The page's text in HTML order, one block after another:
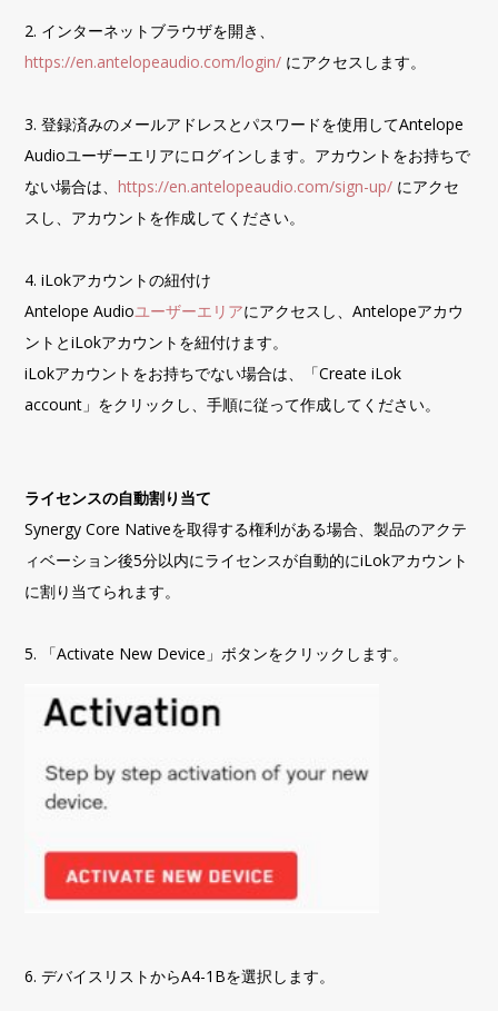
2. インターネットブラウザを開き、
https://en.antelopeaudio.com/login/ にアクセスします。
3. 登録済みのメールアドレスとパスワードを使用してAntelope
Audioユーザーエリアにログインします。アカウントをお持ちで
ない場合は、https://en.antelopeaudio.com/sign-up/ にアクセ
スし、アカウントを作成してください。
4. iLokアカウントの紐付け
Antelope Audioユーザーエリアにアクセスし、Antelopeアカウ
ントとiLokアカウントを紐付けます。
iLokアカウントをお持ちでない場合は、「Create iLok
account」をクリックし、手順に従って作成してください。
ライセンスの自動割り当て
Synergy Core Nativeを取得する権利がある場合、製品のアクテ
ィベーション後5分以内にライセンスが自動的にiLokアカウント
に割り当てられます。
5. 「Activate New Device」ボタンをクリックします。
6. デバイスリストからA4-1Bを選択します。